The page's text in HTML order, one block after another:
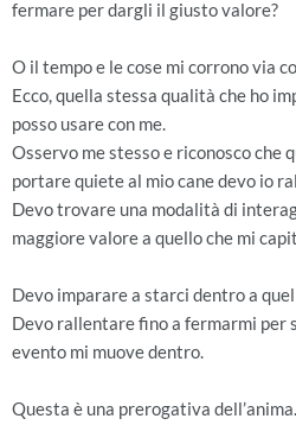
fermare per dargli il giusto valore?
O il tempo e le cose mi corrono via
Ecco, quella stessa qualità che ho
posso usare con me.
Osservo me stesso e riconosco che
portare quiete al mio cane devo io
Devo trovare una modalità di
maggiore valore a quello che mi
Devo imparare a starci dentro a
Devo rallentare fino a fermarmi per
evento mi muove dentro.
Questa è una prerogativa dell’anima.